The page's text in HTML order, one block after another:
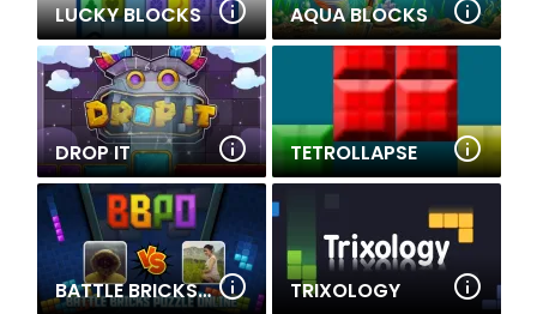
LUCKY BLOCKS AQUA BLOCKS
DROP IT TETROLLAPSE
BATTLE BRICKS PUZZLE ONLINE TRIXOLOGY